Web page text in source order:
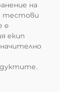
на
тестови
е
екип